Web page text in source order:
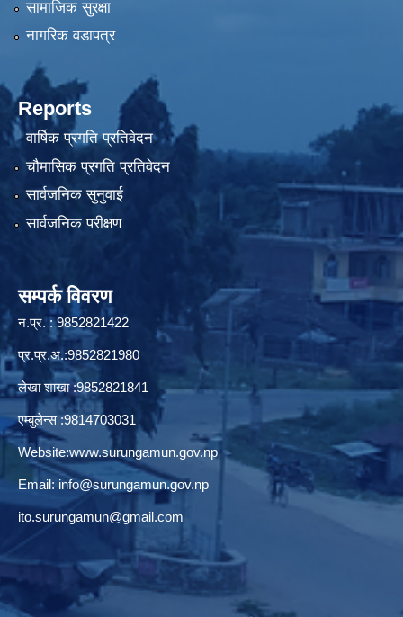
सामाजिक सुरक्षा
नागरिक वडापत्र
Reports
वार्षिक प्रगति प्रतिवेदन
चौमासिक प्रगति प्रतिवेदन
सार्वजनिक सुनुवाई
सार्वजनिक परीक्षण
सम्पर्क विवरण
न.प्र. : 9852821422
प्र.प्र.अ.:9852821980
लेखा शाखा :9852821841
एम्बुलेन्स :9814703031
Website:www.surungamun.gov.np
Email: info@surungamun.gov.np
ito.surungamun@gmail.com